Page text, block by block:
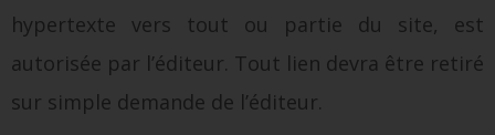
hypertexte vers tout ou partie du site, est
autorisée par l’éditeur. Tout lien devra être retiré
sur simple demande de l’éditeur.